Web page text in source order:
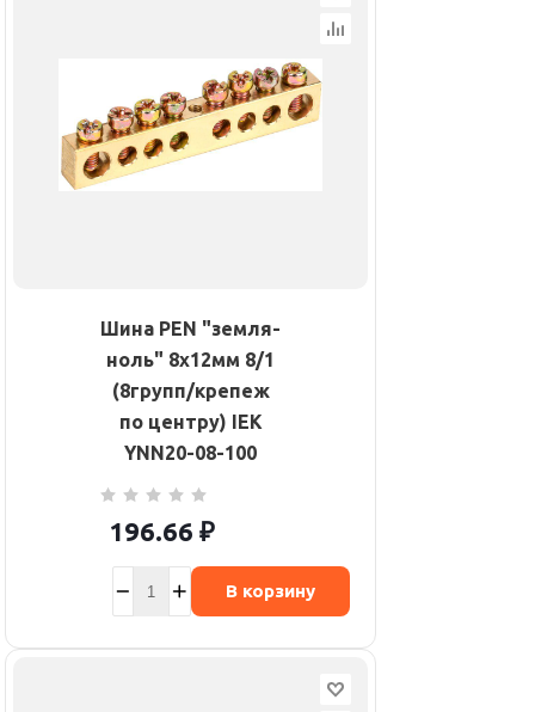
Шина PEN "земля-
ноль" 8х12мм 8/1
(8групп/крепеж
по центру) IEK
YNN20-08-100
196.66 ₽
В корзину